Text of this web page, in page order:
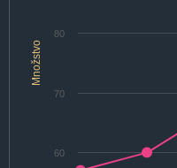
Množstvo
60
70
80